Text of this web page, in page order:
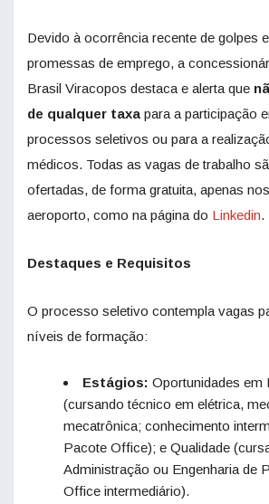
Devido à ocorrência recente de golpes
promessas de emprego, a
Brasil Viracopos destaca e alerta que
de qualquer taxa para a participação
processos seletivos ou para a
médicos. Todas as vagas de trabalho
ofertadas, de forma gratuita, apenas
aeroporto, como na página do Linkedin.
Destaques e Requisitos
O processo seletivo contempla vagas
níveis de formação:
Estágios: Oportunidades em
(cursando técnico em elétrica,
mecatrônica; conhecimento
Pacote Office); e Qualidade
Administração ou Engenharia de
Office intermediário).